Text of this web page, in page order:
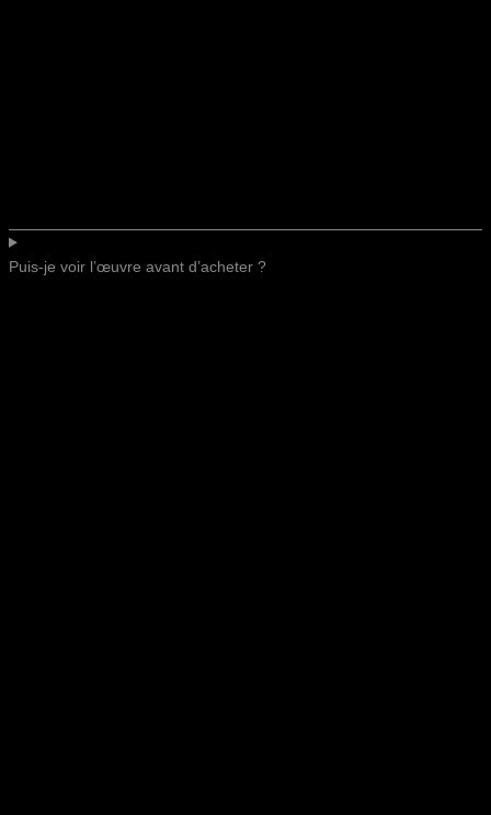
Puis-je voir l’œuvre avant d’acheter ?